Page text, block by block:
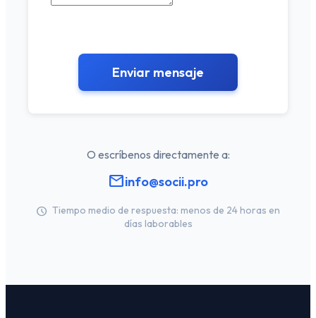
Enviar mensaje
O escríbenos directamente a:
mailinfo@socii.pro
schedule Tiempo medio de respuesta: menos de 24 horas en
días laborables